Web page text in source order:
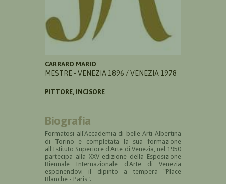
CARRARO MARIO
MESTRE - VENEZIA 1896 / VENEZIA 1978
PITTORE, INCISORE
Biografia
Formatosi all'Accademia di belle Arti Albertina
di Torino e completata la sua formazione
all'Istituto Superiore d'Arte di Venezia, nel 1950
partecipa alla XXV edizione della Esposizione
Biennale Internazionale d'Arte di Venezia
esponendovi il dipinto a tempera "Place
Blanche - Paris".